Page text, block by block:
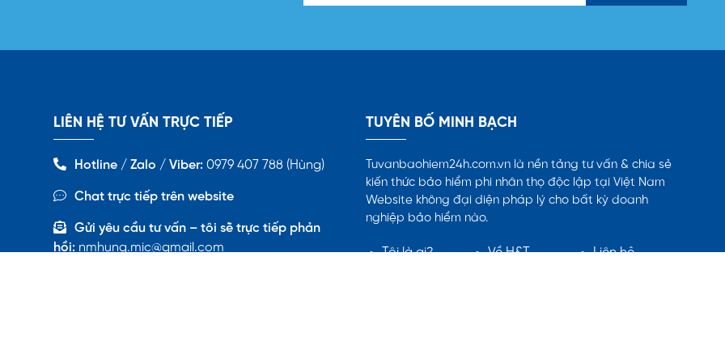
LIÊN HỆ TƯ VẤN TRỰC TIẾP
Hotline / Zalo / Viber:0979 407 788 (Hùng)
Chat trực tiếp trên website
Gửi yêu cầu tư vấn – tôi sẽ trực tiếp phản
hồi:nmhung.mic@gmail.com
TUYÊN BỐ MINH BẠCH
Tuvanbaohiem24h.com.vn là nền tảng tư vấn & chia sẻ
kiến thức bảo hiểm phi nhân thọ độc lập tại Việt Nam
Website không đại diện pháp lý cho bất kỳ doanh
nghiệp bảo hiểm nào.
Tôi là ai? Về H&T Liên hệ